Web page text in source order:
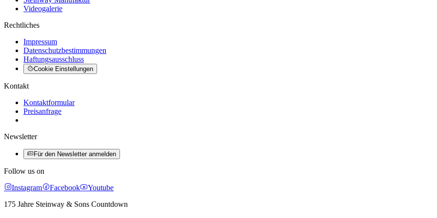
Videogalerie
Rechtliches
Impressum
Datenschutzbestimmungen
Haftungsausschluss
Cookie Einstellungen
Kontakt
Kontaktformular
Preisanfrage
Newsletter
Für den Newsletter anmelden
Follow us on
Instagram
Facebook
Youtube
175 Jahre Steinway & Sons Countdown